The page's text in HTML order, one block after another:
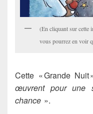
(En cliquant sur cette
vous pourrez en voir
Cette « Grande
œuvrent pour une
chance ».